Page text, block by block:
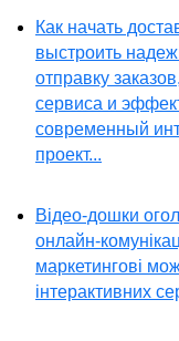
Как начать
выстроить
отправку
сервиса и
современный
проект...
Відео-дошки
онлайн-
маркетингові
інтерактивних